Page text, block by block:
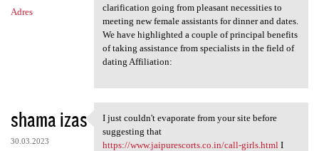
Adres
clarification going from pleasant necessities to
meeting new female assistants for dinner and dates.
We have highlighted a couple of principal benefits
of taking assistance from specialists in the field of
dating Affiliation:
shama izas
30.03.2023
I just couldn't evaporate
I just couldn't evaporate from your site before
suggesting that
https://www.jaipurescorts.co.in/call-girls.html I